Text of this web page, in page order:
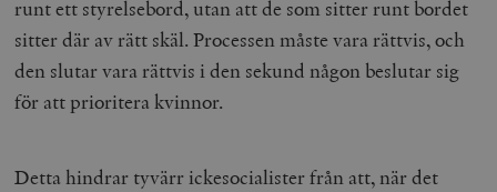
runt ett styrelsebord, utan att de som sitter runt bordet
sitter där av rätt skäl. Processen måste vara rättvis, och
den slutar vara rättvis i den sekund någon beslutar sig
för att prioritera kvinnor.
Detta hindrar tyvärr ickesocialister från att, när det